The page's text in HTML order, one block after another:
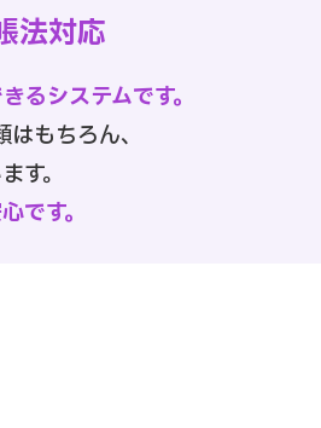
法対応
るシステムです。
もちろん、
す。
です。